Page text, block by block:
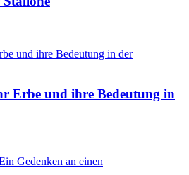
Erbe und ihre Bedeutung in